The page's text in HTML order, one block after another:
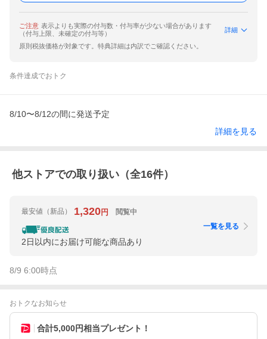
ご注意 表示よりも実際の付与数・付与率が少ない場合があります
（付与上限、未確定の付与等）
詳細
原則税抜価格が対象です。特典詳細は内訳でご確認ください。
条件達成でおトク
8/10〜8/12の間に発送予定
詳細を見る
他ストアでの取り扱い（全16件）
最安値 （新品） 1,320円 閲覧中
2日以内にお届け可能な商品あり
一覧を見る
8/9 6:00時点
おトクなお知らせ
合計5,000円相当プレゼント！